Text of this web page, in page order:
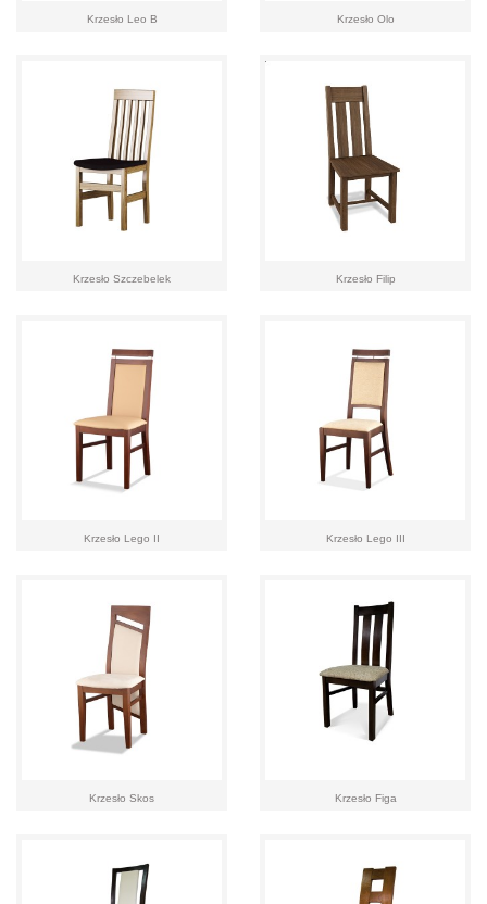
Krzesło Leo B Krzesło Olo
Krzesło Szczebelek Krzesło Filip
Krzesło Lego II Krzesło Lego III
Krzesło Skos Krzesło Figa